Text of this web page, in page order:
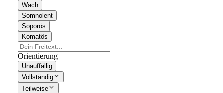
Wach
Somnolent
Soporös
Komatös
Orientierung
Unauffällig
Vollständig
Teilweise